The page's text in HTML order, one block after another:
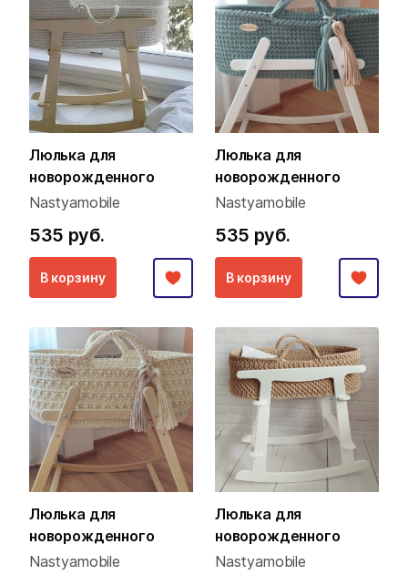
Люлька для
новорожденного
Nastyamobile
535 руб.
В корзину
Люлька для
новорожденного
Nastyamobile
535 руб.
В корзину
Люлька для
новорожденного
Nastyamobile
Люлька для
новорожденного
Nastyamobile